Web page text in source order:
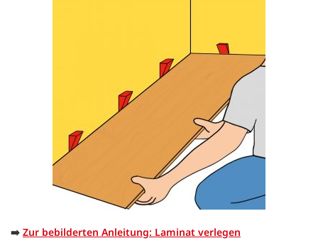
➡️ Zur bebilderten Anleitung: Laminat verlegen